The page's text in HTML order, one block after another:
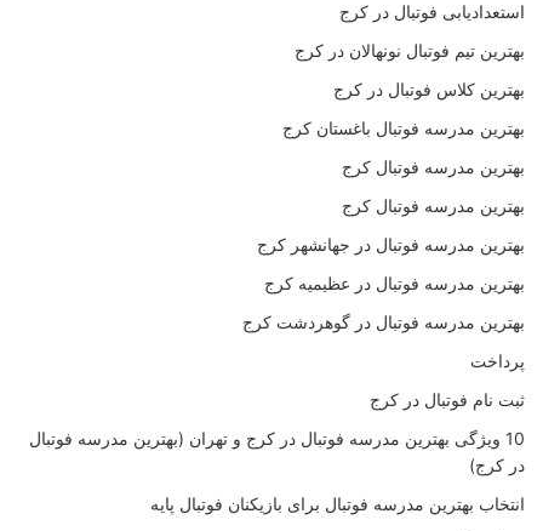
استعدادیابی فوتبال در کرج
بهترین تیم فوتبال نونهالان در کرج
بهترین کلاس فوتبال در کرج
بهترین مدرسه فوتبال باغستان کرج
بهترین مدرسه فوتبال کرج
بهترین مدرسه فوتبال کرج
بهترین مدرسه فوتبال در جهانشهر کرج
بهترین مدرسه فوتبال در عظیمیه کرج
بهترین مدرسه فوتبال در گوهردشت کرج
پرداخت
ثبت نام فوتبال در کرج
10 ویژگی بهترین مدرسه فوتبال در کرج و تهران (بهترین مدرسه فوتبال
در کرج)
انتخاب بهترین مدرسه فوتبال برای بازیکنان فوتبال پایه